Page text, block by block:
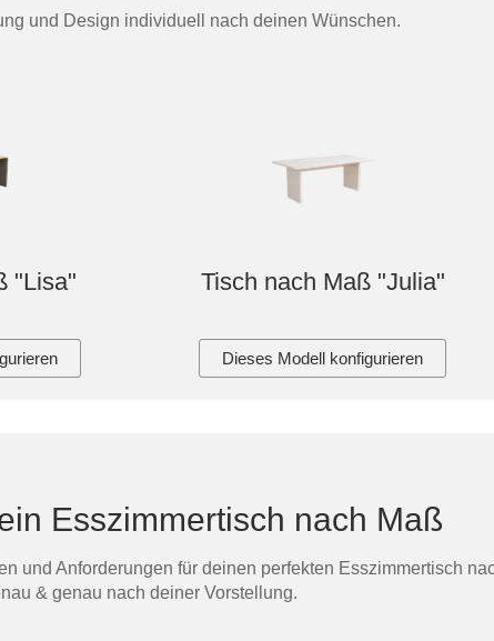
und Design individuell nach deinen Wünschen.
"Lisa" Tisch nach Maß "Julia"
Dieses Modell konfigurieren
Esszimmertisch nach Maß
und Anforderungen für deinen perfekten Esszimmertisch
& genau nach deiner Vorstellung.